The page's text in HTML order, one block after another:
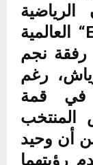
العالمية “ESPN”، “إن مدرب المنتخب
رفقة نجم
رغم
في قمة
المنتخب
أن وحيد
رؤيتهما